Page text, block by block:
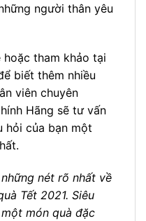
người thân yêu
hoặc tham khảo tại
biết thêm nhiều
viên chuyên
Hãng sẽ tư vấn
hỏi của bạn một
nét rõ nhất về
Tết 2021. Siêu
món quà đặc